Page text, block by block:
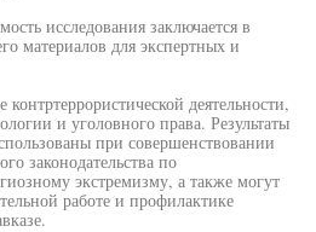
исследования заключается в
материалов для экспертных и
деятельности,
и уголовного права. Результаты
при совершенствовании
законодательства по
экстремизму, а также могут
работе и профилактике